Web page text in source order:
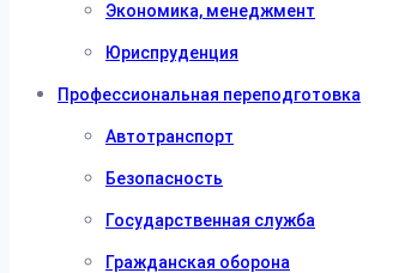
Экономика, менеджмент
Юриспруденция
Профессиональная переподготовка
Автотранспорт
Безопасность
Государственная служба
Гражданская оборона